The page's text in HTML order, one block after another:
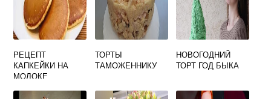
РЕЦЕПТ
КАПКЕЙКИ НА
МОЛОКЕ
ТОРТЫ
ТАМОЖЕННИКУ
НОВОГОДНИЙ
ТОРТ ГОД БЫКА